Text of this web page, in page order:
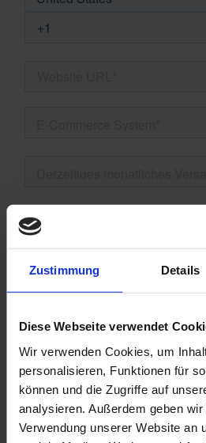
Zustimmung Details
Diese Webseite verwendet
Wir verwenden Cookies, um
personalisieren, Funktionen für
können und die Zugriffe auf
analysieren. Außerdem geben
Verwendung unserer Website an